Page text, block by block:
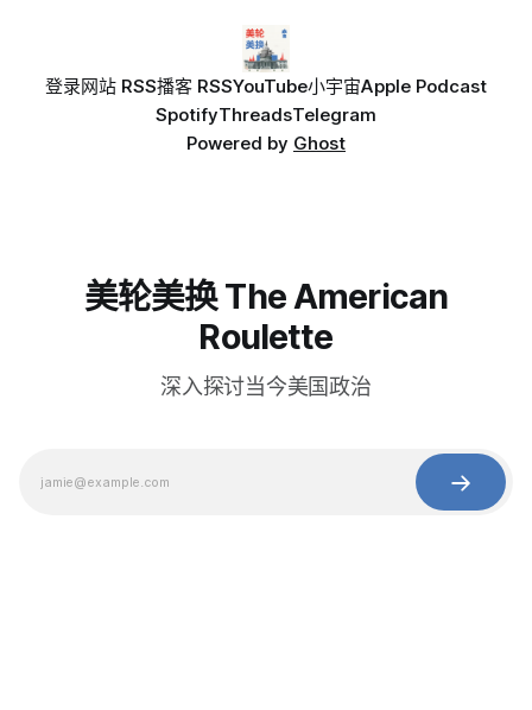
登录网站 RSS播客 RSSYouTube小宇宙Apple Podcast
SpotifyThreadsTelegram
Powered by Ghost
美轮美换 The American
Roulette
深入探讨当今美国政治